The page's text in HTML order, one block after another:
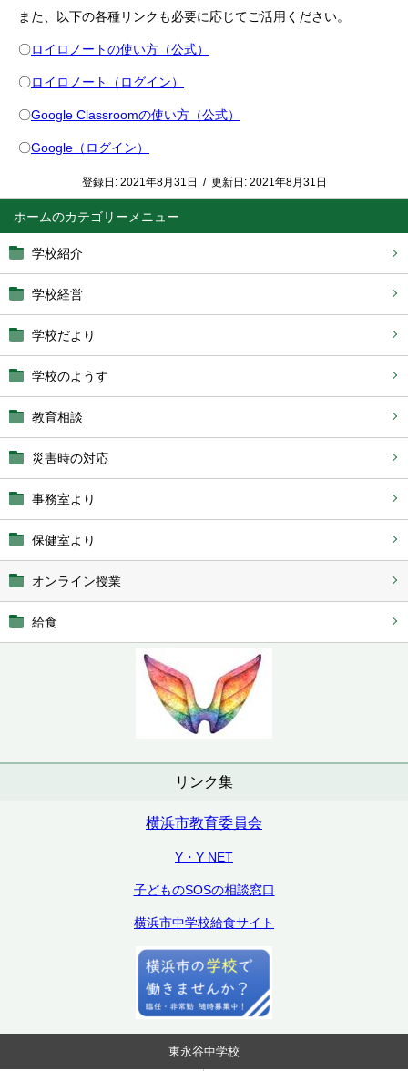
ホーム
学校紹介
学校経営
学校だより
学校のようす
教育相談
災害時の対応
事務室より
保健室より
オンライン授業
給食
リンク集
横浜市教育委員会
Y・Y NET
子どものSOSの相談窓口
横浜市中学校給食サイト
また、以下の各種リンクも必要に応じてご活用ください。
〇ロイロノートの使い方（公式）
〇ロイロノート（ログイン）
〇Google Classroomの使い方（公式）
〇Google（ログイン）
登録日: 2021年8月31日 / 更新日: 2021年8月31日
東永谷中学校